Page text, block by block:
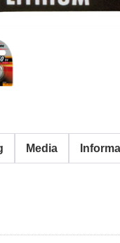
Media